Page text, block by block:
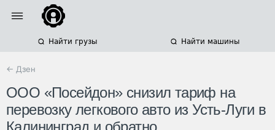
Найти грузы Найти машины
← Дзен
ООО «Посейдон» снизил тариф на
перевозку легкового авто из Усть‑Луги в
Калининград и обратно